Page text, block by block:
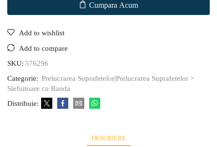
Cumpara Acum
Add to wishlist
Add to compare
SKU: 576296
Categorie: Prelucrarea Suprafetelor|Prelucrarea Suprafetelor >
Slefuitoare cu Banda
Distribuie:
DESCRIERE